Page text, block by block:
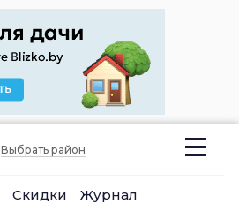
Выбрать район
Скидки Журнал